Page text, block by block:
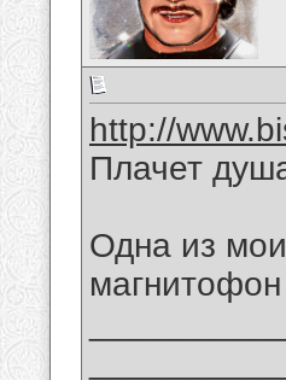
http://
Плачет
Одна из